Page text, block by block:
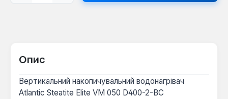
Опис
Вертикальний накопичувальний водонагрівач
Atlantic Steatite Elite VM 050 D400-2-BC